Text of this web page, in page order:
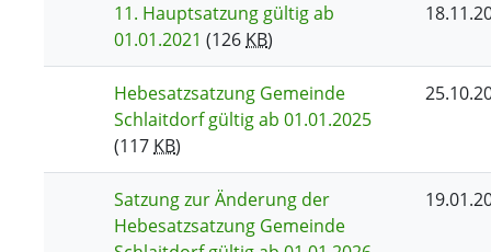
11. Hauptsatzung gültig ab
01.01.2021 (126KB)
Hebesatzsatzung Gemeinde
Schlaitdorf gültig ab 01.01.2025
(117KB)
Satzung zur Änderung der
Hebesatzsatzung Gemeinde